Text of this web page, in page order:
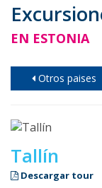
EN ESTONIA
Otros paises
Tallín
Descargar tour